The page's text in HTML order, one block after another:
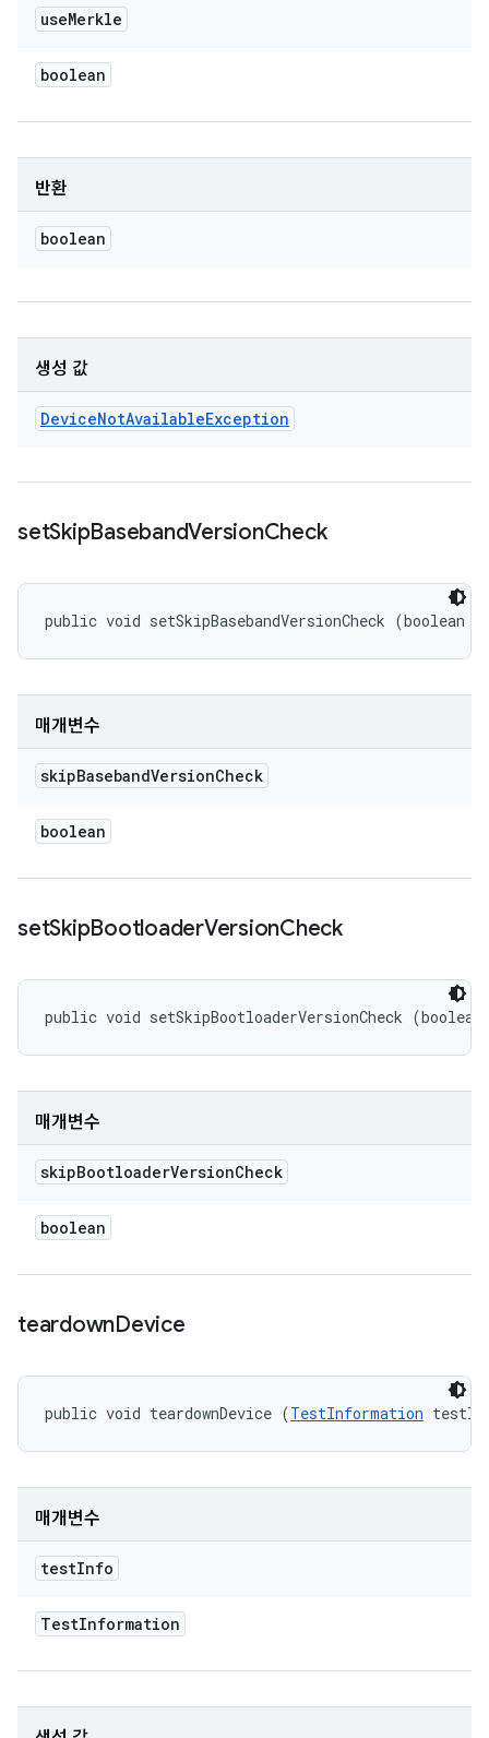
useMerkle
boolean
반환
boolean
생성 값
DeviceNotAvailableException
setSkipBasebandVersionCheck
public void setSkipBasebandVersionCheck (boolean
매개변수
skipBasebandVersionCheck
boolean
setSkipBootloaderVersionCheck
public void setSkipBootloaderVersionCheck (boolean
매개변수
skipBootloaderVersionCheck
boolean
teardownDevice
public void teardownDevice (TestInformation
매개변수
testInfo
TestInformation